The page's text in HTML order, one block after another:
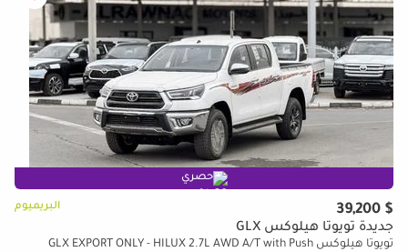
حصري
$ 39,200 البريميوم
جديدة تويوتا هيلوكس GLX
تويوتا هيلوكس GLX EXPORT ONLY - HILUX 2.7L AWD A/T with Push